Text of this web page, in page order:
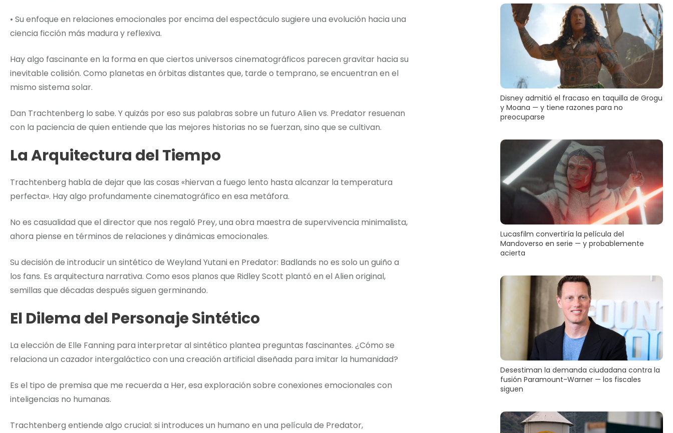
• Su enfoque en relaciones emocionales por encima del espectáculo sugiere una evolución hacia una
ciencia ficción más madura y reflexiva.
Hay algo fascinante en la forma en que ciertos universos cinematográficos parecen gravitar hacia su
inevitable colisión. Como planetas en órbitas distantes que, tarde o temprano, se encuentran en el
mismo sistema solar.
Dan Trachtenberg lo sabe. Y quizás por eso sus palabras sobre un futuro Alien vs. Predator resuenan
con la paciencia de quien entiende que las mejores historias no se fuerzan, sino que se cultivan.
La Arquitectura del Tiempo
Trachtenberg habla de dejar que las cosas «hiervan a fuego lento hasta alcanzar la temperatura
perfecta». Hay algo profundamente cinematográfico en esa metáfora.
No es casualidad que el director que nos regaló Prey, una obra maestra de supervivencia minimalista,
ahora piense en términos de relaciones y dinámicas emocionales.
Su decisión de introducir un sintético de Weyland Yutani en Predator: Badlands no es solo un guiño a
los fans. Es arquitectura narrativa. Como esos planos que Ridley Scott plantó en el Alien original,
semillas que décadas después siguen germinando.
El Dilema del Personaje Sintético
La elección de Elle Fanning para interpretar al sintético plantea preguntas fascinantes. ¿Cómo se
relaciona un cazador intergaláctico con una creación artificial diseñada para imitar la humanidad?
Es el tipo de premisa que me recuerda a Her, esa exploración sobre conexiones emocionales con
inteligencias no humanas.
Trachtenberg entiende algo crucial: si introduces un humano en una película de Predator,
Disney admitió el fracaso en taquilla de Grogu
y Moana — y tiene razones para no
preocuparse
Lucasfilm convertiría la película del
Mandoverso en serie — y probablemente
acierta
Desestiman la demanda ciudadana contra la
fusión Paramount-Warner — los fiscales
siguen